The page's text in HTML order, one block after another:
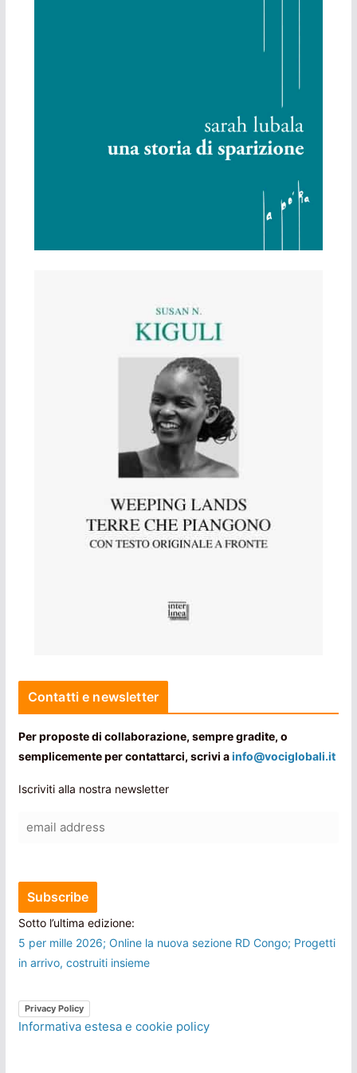
Contatti e newsletter
Per proposte di collaborazione, sempre gradite, o
semplicemente per contattarci, scrivi ainfo@vociglobali.it
Iscriviti alla nostra newsletter
Sotto l’ultima edizione:
5 per mille 2026; Online la nuova sezione RD Congo; Progetti
in arrivo, costruiti insieme
Privacy Policy
Informativa estesa e cookie policy